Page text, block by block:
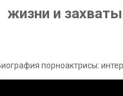
жизни и